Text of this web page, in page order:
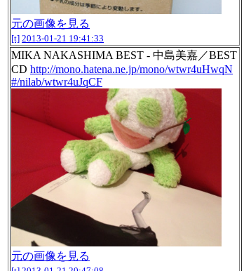
元の画像を見る
[t] 2013-01-21 19:41:33
MIKA NAKASHIMA BEST - 中島美嘉／BEST
CD http://mono.hatena.ne.jp/mono/wtwr4uHwqN
#/nilab/wtwr4uJqCF
元の画像を見る